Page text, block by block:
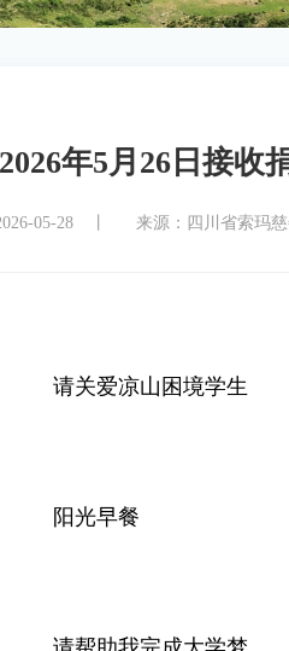
2026年5月26日接收
05-28 丨 来源：四川省索玛
请关爱凉山困境学生
阳光早餐